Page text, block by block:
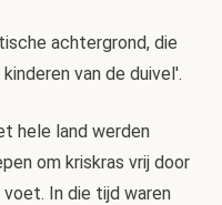
achtergrond, die
van de duivel'.
hele land werden
om kriskras vrij door
In die tijd waren